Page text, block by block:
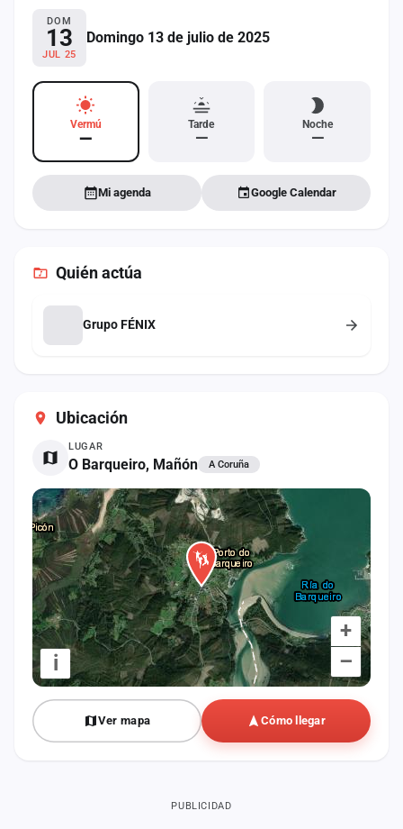
Ubicación
LUGAR
O Barqueiro, Mañón A Coruña
+
–
i
Ver mapa Cómo llegar
DOM
13
JUL 25
Domingo 13 de julio de 2025
Vermú
—
Tarde
—
Noche
—
Mi agenda Google Calendar
Quién actúa
Grupo FÉNIX
PUBLICIDAD
Contacto